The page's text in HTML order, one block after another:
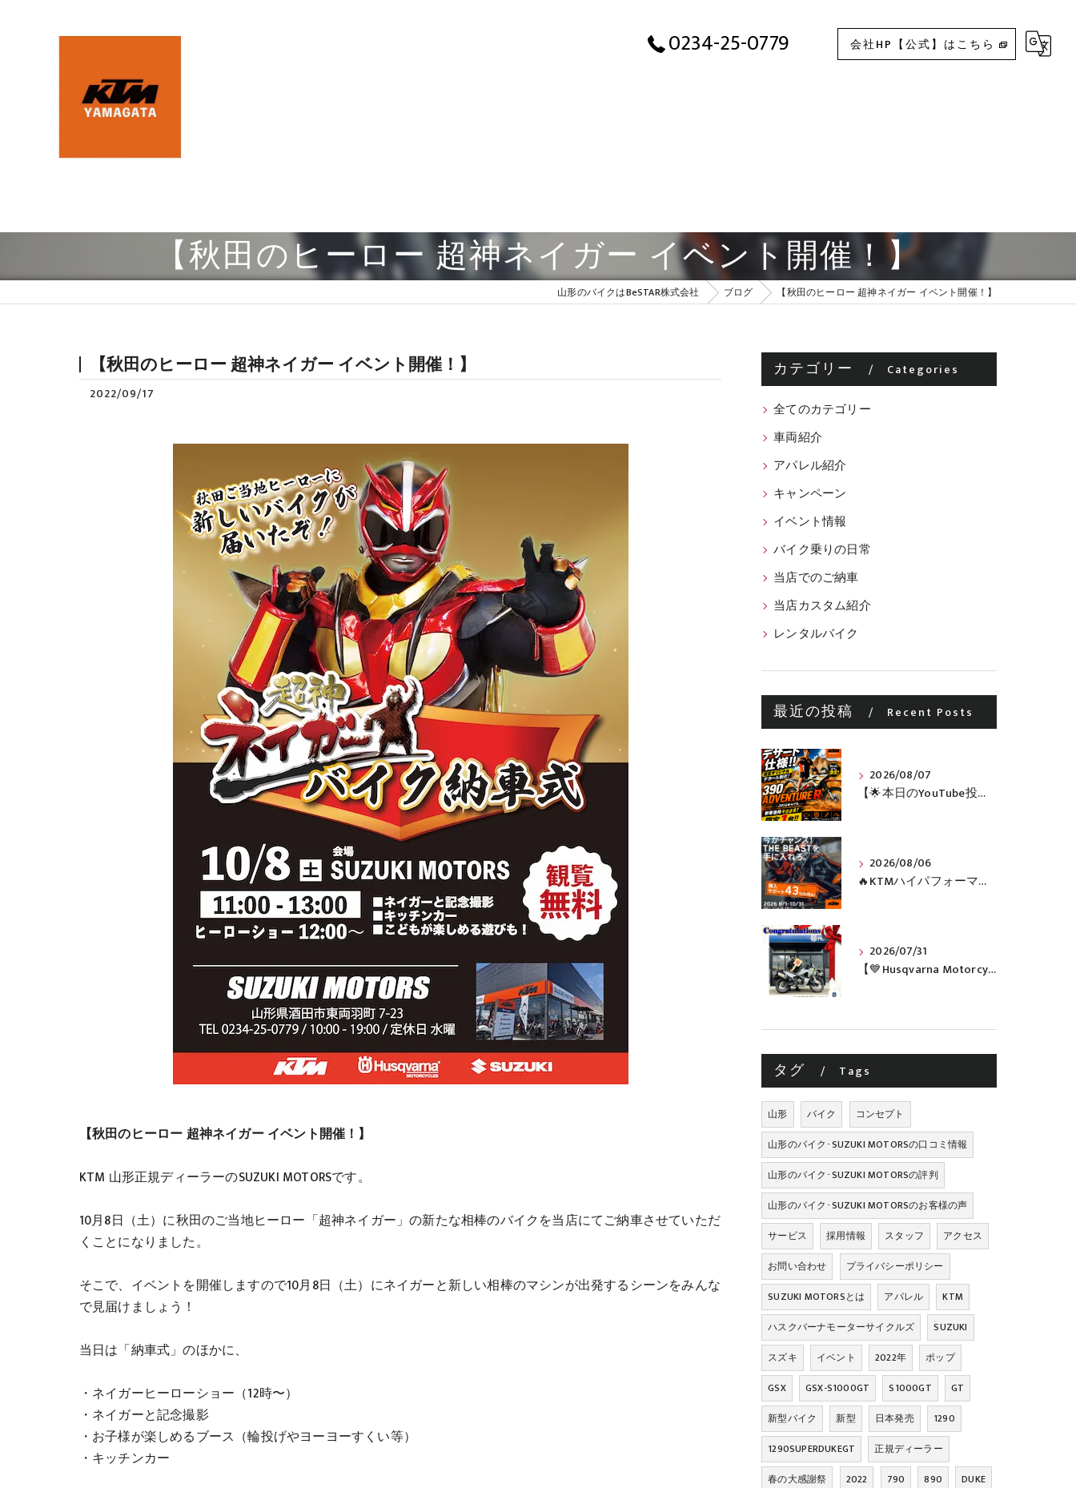
0234-25-0779 会社HP【公式】はこちら
【秋田のヒーロー 超神ネイガー イベント開催！】
山形のバイクはBeSTAR株式会社 ブログ 【秋田のヒーロー 超神ネイガー イベント開催！】
【秋田のヒーロー 超神ネイガー イベント開催！】
2022/09/17
【秋田のヒーロー 超神ネイガー イベント開催！】
KTM 山形正規ディーラーのSUZUKI MOTORSです。
10月8日（土）に秋田のご当地ヒーロー「超神ネイガー」の新たな相棒のバイクを当店にてご納車させていただ
くことになりました。
そこで、イベントを開催しますので10月8日（土）にネイガーと新しい相棒のマシンが出発するシーンをみんな
で見届けましょう！
当日は「納車式」のほかに、
・ネイガーヒーローショー（12時〜）
・ネイガーと記念撮影
・お子様が楽しめるブース（輪投げやヨーヨーすくい等）
・キッチンカー
カテゴリー Categories
全てのカテゴリー
車両紹介
アパレル紹介
キャンペーン
イベント情報
バイク乗りの日常
当店でのご納車
当店カスタム紹介
レンタルバイク
最近の投稿 Recent Posts
2026/08/07
【🌟本日のYouTube投稿完了🌟】 🔥390 ADVENTURE R × KTM山形 オリジナルデカール仕様誕生🔥
2026/08/06
🔥KTMハイパフォーマンスネイキッドがお得に手に入るチャンス🔥
2026/07/31
【💙Husqvarna Motorcycles / NORDEN 901💙】 ご納車おめでとうございます🎉✨
タグ Tags
山形 バイク
コンセプト
山形のバイク･SUZUKI MOTORSの口コミ情報
山形のバイク･SUZUKI MOTORSの評判
山形のバイク･SUZUKI MOTORSのお客様の声
サービス
採用情報 スタッフ
アクセス
お問い合わせ
プライバシーポリシー
SUZUKI MOTORSとは
アパレル
KTM
ハスクバーナモーターサイクルズ
SUZUKI
スズキ
イベント 2022年
ポップ
GSX
GSX-S1000GT S1000GT
GT
新型バイク
新型 日本発売
1290
1290SUPERDUKEGT
正規ディーラー
春の大感謝祭
2022 790 890
DUKE